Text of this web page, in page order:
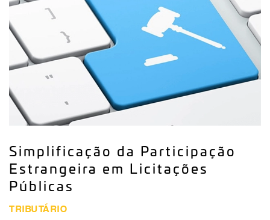
Simplificação da Participação
Estrangeira em Licitações
Públicas
TRIBUTÁRIO